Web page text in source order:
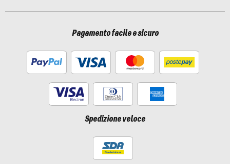
Pagamento facile e sicuro
Spedizione veloce